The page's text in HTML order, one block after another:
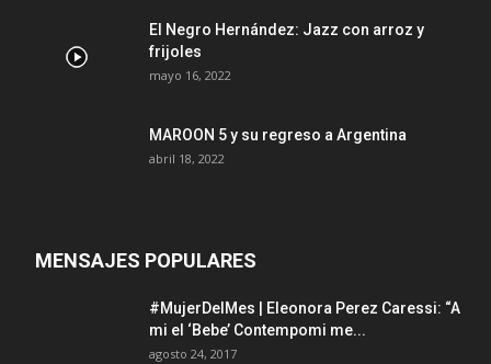
El Negro Hernández: Jazz con arroz y
frijoles
mayo 16, 2022
MAROON 5 y su regreso a Argentina
abril 18, 2022
MENSAJES POPULARES
#MujerDelMes | Eleonora Perez Caressi: “A
mi el ‘Bebe’ Contempomi me...
agosto 24, 2017